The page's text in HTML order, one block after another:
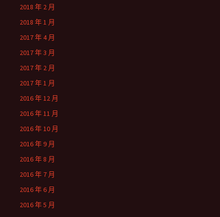
2018 年 2 月
2018 年 1 月
2017 年 4 月
2017 年 3 月
2017 年 2 月
2017 年 1 月
2016 年 12 月
2016 年 11 月
2016 年 10 月
2016 年 9 月
2016 年 8 月
2016 年 7 月
2016 年 6 月
2016 年 5 月